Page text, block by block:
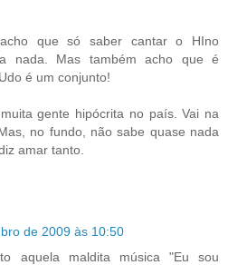
que só saber cantar o HIno
nada. Mas também acho que é
é um conjunto!
gente hipócrita no país. Vai na
no fundo, não sabe quase nada
amar tanto.
de 2009 às 10:50
aquela maldita música "Eu sou